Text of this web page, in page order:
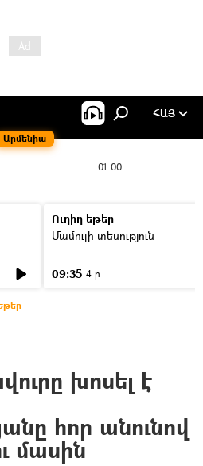
Արմենիա
ՀԱՅ
01:00
Ուղիղ եթեր
Մամուլի տեսություն
09:35 4 ր
խոսել է
հոր անունով
մասին